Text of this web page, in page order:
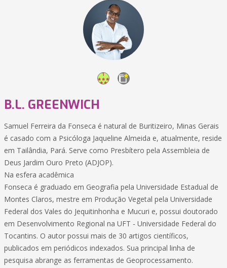
B.L. GREENWICH
Samuel Ferreira da Fonseca é natural de Buritizeiro, Minas Gerais
é casado com a Psicóloga Jaqueline Almeida e, atualmente, reside
em Tailândia, Pará. Serve como Presbítero pela Assembleia de
Deus Jardim Ouro Preto (ADJOP).
Na esfera acadêmica
Fonseca é graduado em Geografia pela Universidade Estadual de
Montes Claros, mestre em Produção Vegetal pela Universidade
Federal dos Vales do Jequitinhonha e Mucuri e, possui doutorado
em Desenvolvimento Regional na UFT - Universidade Federal do
Tocantins. O autor possui mais de 30 artigos científicos,
publicados em periódicos indexados. Sua principal linha de
pesquisa abrange as ferramentas de Geoprocessamento.